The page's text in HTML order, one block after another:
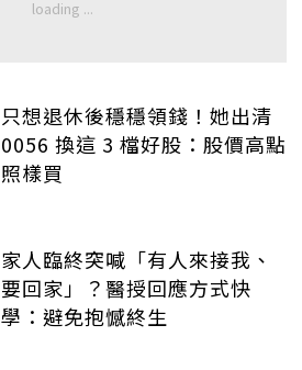
只想退休後穩穩領錢！她出清
0056 換這 3 檔好股：股價高點
照樣買
家人臨終突喊「有人來接我、
要回家」？醫授回應方式快
學：避免抱憾終生